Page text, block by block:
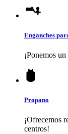
Enganches
¡Ponemos
Propano
¡Ofrecemos
centros!